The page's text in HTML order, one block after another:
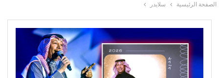
الصفحة الرئيسية سلايدر